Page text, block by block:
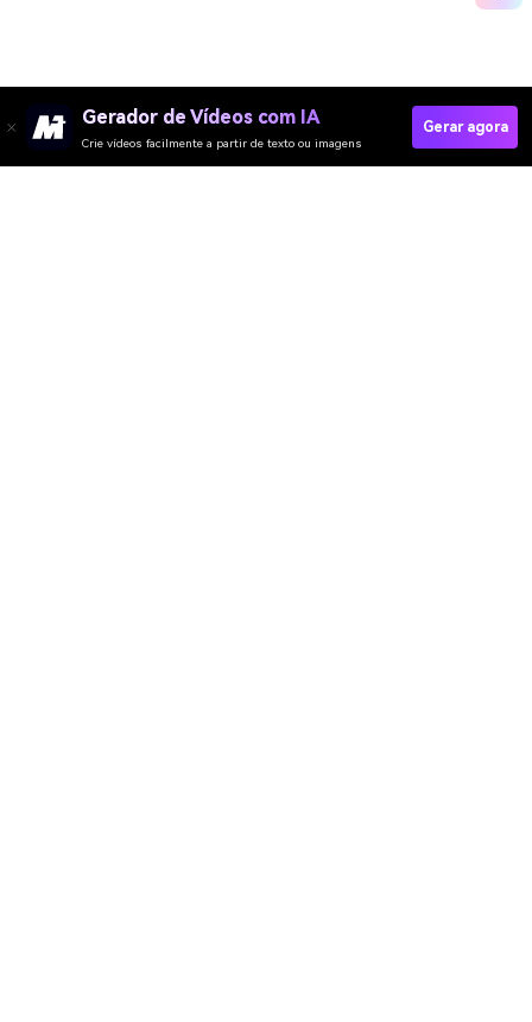
Gerador de Vídeos com IA
Crie vídeos facilmente a partir de texto ou imagens
Gerar agora